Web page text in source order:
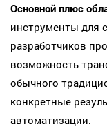
Основной плюс
инструменты для
разработчиков
возможность
обычного
конкретные
автоматизации.